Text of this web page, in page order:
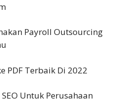
Payroll Outsourcing
PDF Terbaik Di 2022
Untuk Perusahaan